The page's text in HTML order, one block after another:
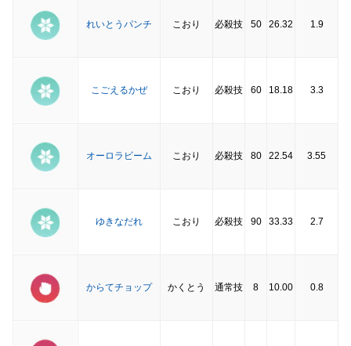
れいとうパンチ こおり 必殺技 50 26.32 1.9
こごえるかぜ こおり 必殺技 60 18.18 3.3
オーロラビーム こおり 必殺技 80 22.54 3.55
ゆきなだれ こおり 必殺技 90 33.33 2.7
からてチョップ かくとう 通常技 8 10.00 0.8